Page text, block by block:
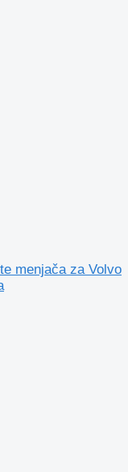
menjača za Volvo